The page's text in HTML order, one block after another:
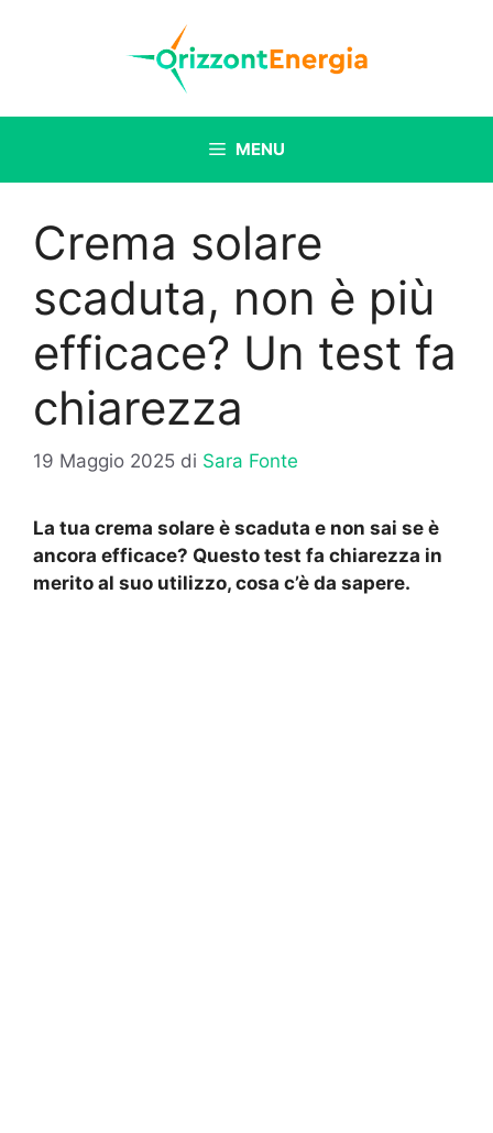
MENU
Crema solare
scaduta, non è più
efficace? Un test fa
chiarezza
19 Maggio 2025 di Sara Fonte
La tua crema solare è scaduta e non sai se è
ancora efficace? Questo test fa chiarezza in
merito al suo utilizzo, cosa c’è da sapere.